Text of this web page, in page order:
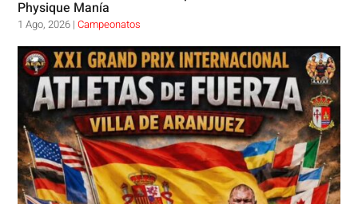
Physique Manía
1 Ago, 2026 |Campeonatos